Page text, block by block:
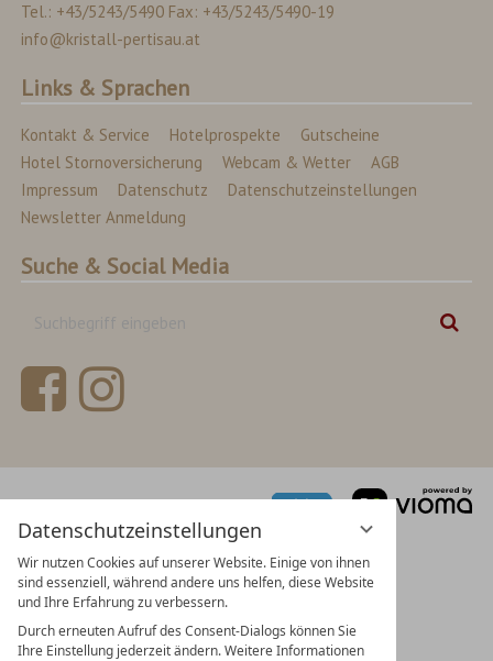
Datenschutzeinstellungen
Wir nutzen Cookies auf unserer Website. Einige von ihnen
sind essenziell, während andere uns helfen, diese Website
und Ihre Erfahrung zu verbessern.
Durch erneuten Aufruf des Consent-Dialogs können Sie
Ihre Einstellung jederzeit ändern. Weitere Informationen
Tel.: +43/5243/5490 Fax: +43/5243/5490-19
info@kristall-pertisau.at
Links & Sprachen
Kontakt & Service Hotelprospekte
Gutscheine
Hotel Stornoversicherung
Webcam & Wetter
AGB
Impressum
Datenschutz
Datenschutzeinstellungen
Newsletter Anmeldung
Suche & Social Media
Suchbegriff